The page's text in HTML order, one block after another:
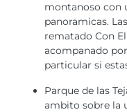
montanoso con
panoramicas.
rematado Con
acompanado
particular si
Parque de las
ambito sobre la